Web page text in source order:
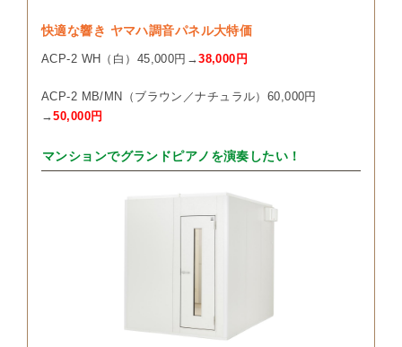
快適な響き ヤマハ調音パネル大特価
ACP-2 WH（白）45,000円→38,000円
ACP-2 MB/MN（ブラウン／ナチュラル）60,000円
→50,000円
マンションでグランドピアノを演奏したい！